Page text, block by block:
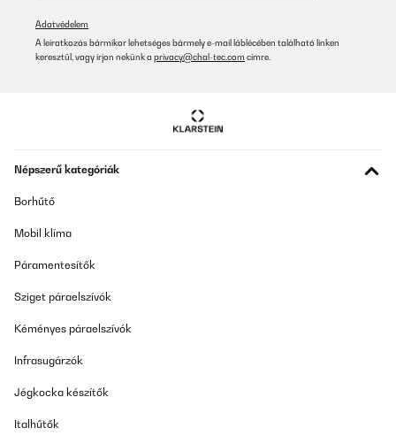
ELLENŐRZÖTT ÉRTÉKELÉS
Ich hatte den Mülleimer im Oktober bestellt und finde ihn mega
schön. Leider klemmt der Deckel und beim Versuch ihn zu öffnen
entsorgen. Das nenn ich Kundenservice und freue mich sehr,
Adatvédelem
A leiratkozás bármikor lehetséges bármely e-mail láblécében található linken
keresztül, vagy írjon nekünk a privacy@chal-tec.com címre.
Népszerű kategóriák
Borhűtő
Mobil klíma
Páramentesítők
Sziget páraelszívók
Kéményes páraelszívók
Infrasugárzók
Jégkocka készítők
Italhűtők